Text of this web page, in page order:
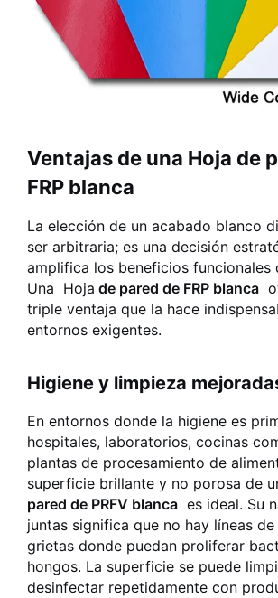
Ventajas de una Hoja de
FRP blanca
La elección de un acabado blanco
ser arbitraria; es una decisión
amplifica los beneficios funcionales
Una Hoja de pared de FRP blanca
triple ventaja que la hace
entornos exigentes.
Higiene y limpieza
En entornos donde la higiene es
hospitales, laboratorios, cocinas
plantas de procesamiento de
superficie brillante y no porosa de
pared de PRFV blanca es ideal. Su
juntas significa que no hay líneas
grietas donde puedan proliferar
hongos. La superficie se puede
desinfectar repetidamente con